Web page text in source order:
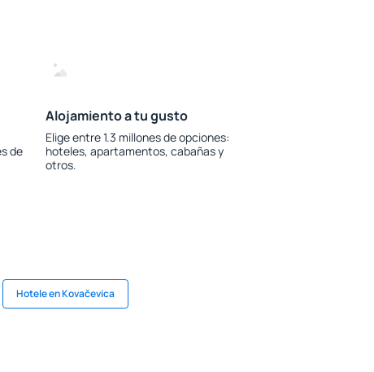
de
Alojamiento a tu gusto
Elige entre 1.3 millones de opciones:
hoteles, apartamentos, cabañas y
otros.
Hotele en Kovačevica